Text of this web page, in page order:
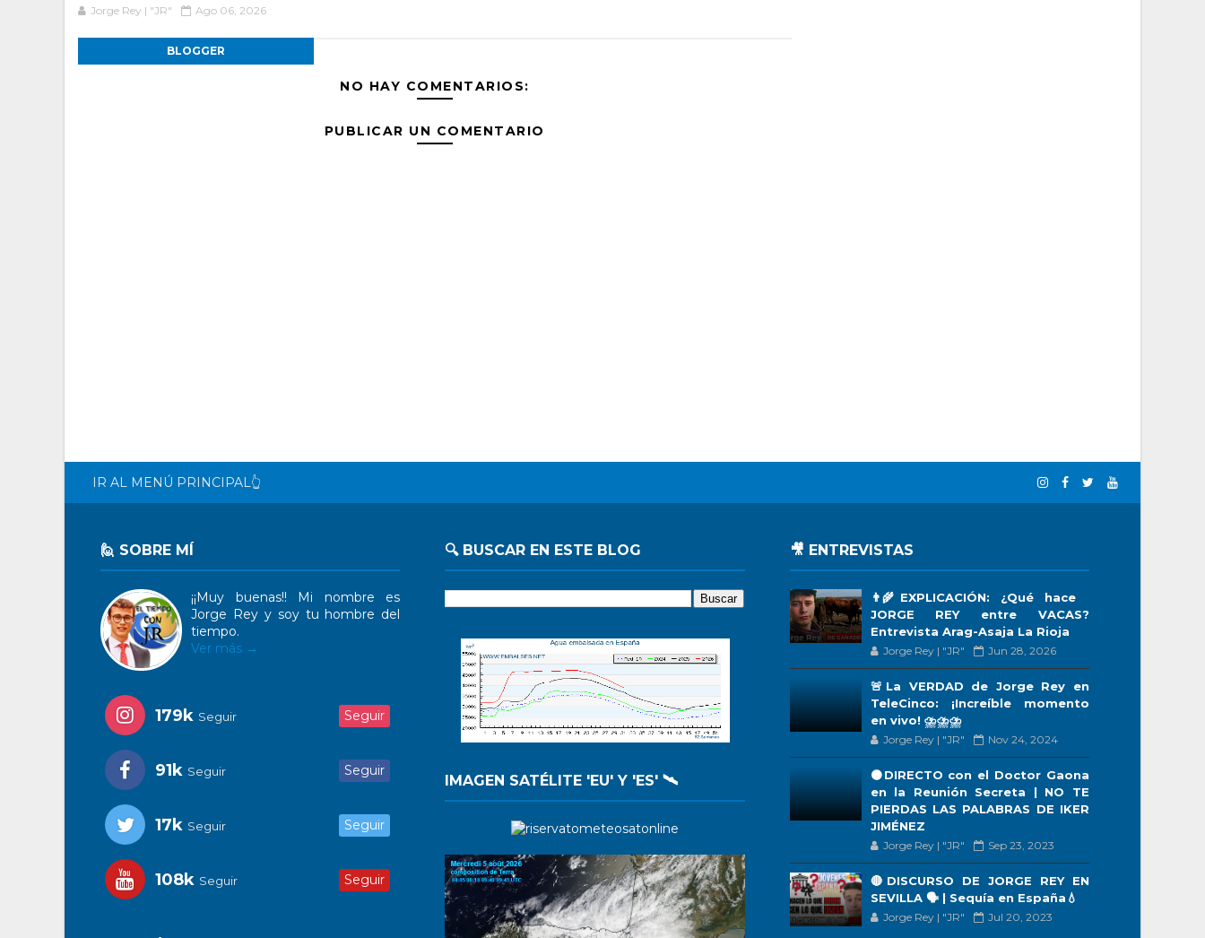
Jorge Rey | "JR" Ago 06, 2026
BLOGGER
NO HAY COMENTARIOS:
PUBLICAR UN COMENTARIO
IR AL MENÚ PRINCIPAL👆
🙋 SOBRE MÍ
¡¡Muy buenas!! Mi nombre es
Jorge Rey y soy tu hombre del
tiempo.
Ver más →
179k Seguir Seguir
91k Seguir Seguir
17k Seguir Seguir
108k Seguir Seguir
🔍 BUSCAR EN ESTE BLOG
IMAGEN SATÉLITE 'EU' Y 'ES' 🛰️
🎥 ENTREVISTAS
👨‍🌾EXPLICACIÓN: ¿Qué hace
JORGE REY entre VACAS?
Entrevista Arag-Asaja La Rioja
Jorge Rey | "JR" Jun 28, 2026
🚨La VERDAD de Jorge Rey en
TeleCinco: ¡Increíble momento
en vivo! ⛈️⛈️⛈️
Jorge Rey | "JR" Nov 24, 2024
🟠DIRECTO con el Doctor Gaona
en la Reunión Secreta | NO TE
PIERDAS LAS PALABRAS DE IKER
JIMÉNEZ
Jorge Rey | "JR" Sep 23, 2023
🔴DISCURSO DE JORGE REY EN
SEVILLA 🗣 | Sequía en España💧
Jorge Rey | "JR" Jul 20, 2023